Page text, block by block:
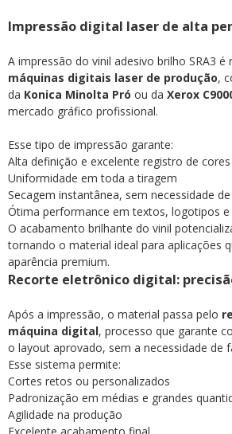
Impressão digital laser de alta
A impressão do vinil adesivo brilho SRA3 é
máquinas digitais laser de produção,
da Konica Minolta Pró ou da Xerox
mercado gráfico profissional.
Esse tipo de impressão garante:
Alta definição e excelente registro de cores
Uniformidade em toda a tiragem
Secagem instantânea, sem necessidade
Ótima performance em textos, logotipos e
O acabamento brilhante do vinil
tornando o material ideal para aplicações
aparência premium.
Recorte eletrônico digital:
Após a impressão, o material passa pelo
máquina digital, processo que garante
o layout aprovado, sem a necessidade de
Esse sistema permite:
Cortes retos ou personalizados
Padronização em médias e grandes
Agilidade na produção